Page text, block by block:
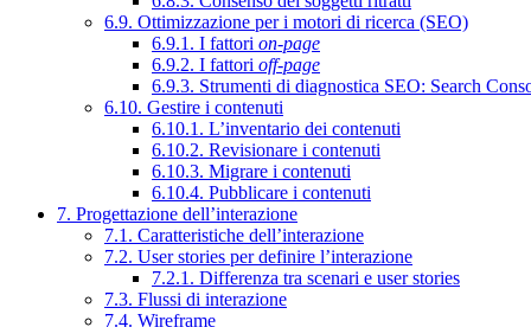
6.9. Ottimizzazione per i motori di ricerca (SEO)
6.9.1. I fattori on-page
6.9.2. I fattori off-page
6.9.3. Strumenti di diagnostica SEO: Search
6.10. Gestire i contenuti
6.10.1. L’inventario dei contenuti
6.10.2. Revisionare i contenuti
6.10.3. Migrare i contenuti
6.10.4. Pubblicare i contenuti
7. Progettazione dell’interazione
7.1. Caratteristiche dell’interazione
7.2. User stories per definire l’interazione
7.2.1. Differenza tra scenari e user stories
7.3. Flussi di interazione
7.4. Wireframe